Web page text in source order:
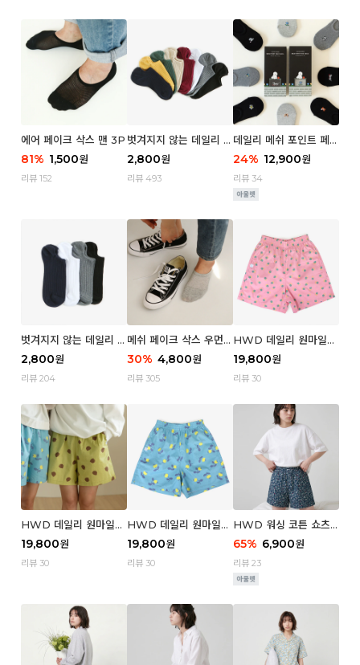
에어 페이크 삭스 맨 3P
81% 1,500원
리뷰 152
벗겨지지 않는 데일리 페
이크 삭스 (우먼)
2,800원
리뷰 493
데일리 메쉬 포인트 페이
크 삭스 우먼 4P
24% 12,900원
리뷰 34
벗겨지지 않는 데일리 페
이크 삭스 (맨)
2,800원
리뷰 204
메쉬 페이크 삭스 우먼 3
P
30% 4,800원
리뷰 305
HWD 데일리 원마일
쇼츠 - 04 Aroma (우
먼)
19,800원
리뷰 30
HWD 데일리 원마일
쇼츠 - 03 Poodle (우
먼)
19,800원
리뷰 30
HWD 데일리 원마일
쇼츠 - 02 Chouchou
(우먼)
19,800원
리뷰 30
HWD 워싱 코튼 쇼츠
(우먼) - 03 Berry tre
e
65% 6,900원
리뷰 23